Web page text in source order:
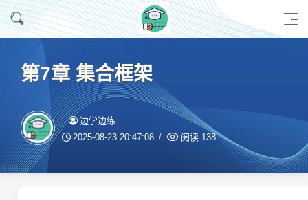
第7章 集合框架
边学边练
2025-08-23 20:47:08 阅读 138